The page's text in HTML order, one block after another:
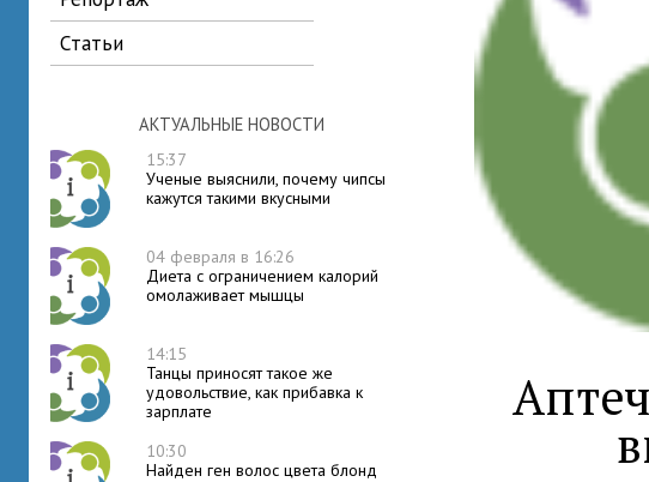
статьи
АКТУАЛЬНЫЕ НОВОСТИ
15:37
Ученые выяснили, почему чипсы
кажутся такими вкусными
04 февраля в 16:26
Диета с ограничением калорий
омолаживает мышцы
14:15
Танцы приносят такое же
удовольствие, как прибавка к
зарплате
10:30
Найден ген волос цвета блонд